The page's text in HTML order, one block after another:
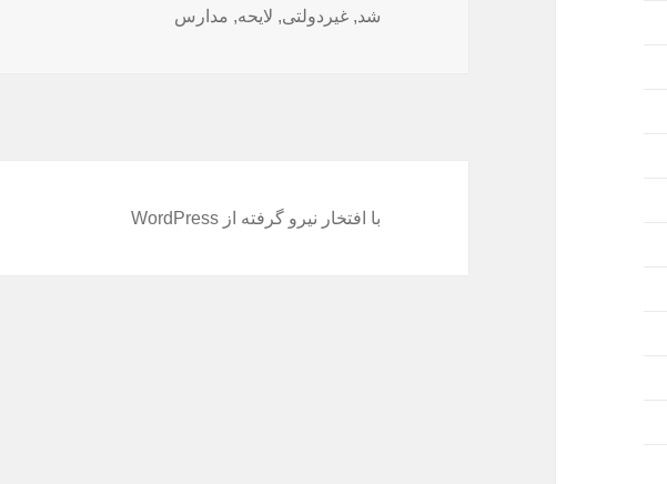
شدهشد,غیردولتی, لایحه, مدارس
با افتخار نیرو گرفته از WordPress